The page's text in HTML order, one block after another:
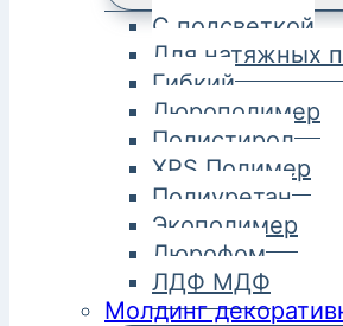
С подсветкой
Для натяжных
Гибкий
Дюрополимер
Полистирол
XPS Полимер
Полиуретан
Экополимер
Дюрофом
ЛДФ МДФ
Молдинг